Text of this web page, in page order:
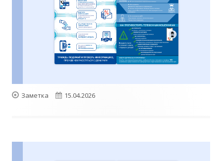
Формат
Заметка Опубликовано
15.04.2026